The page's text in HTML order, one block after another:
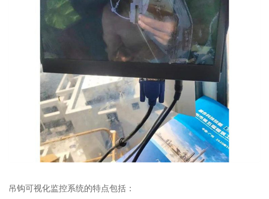
吊钩可视化监控系统的特点包括：